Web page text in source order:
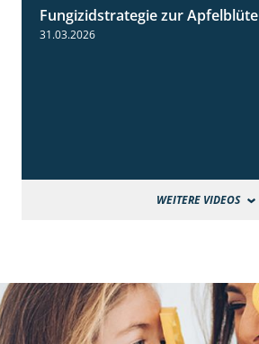
Fungizidstrategie zur Apfelblüte
31.03.2026
WEITERE VIDEOS